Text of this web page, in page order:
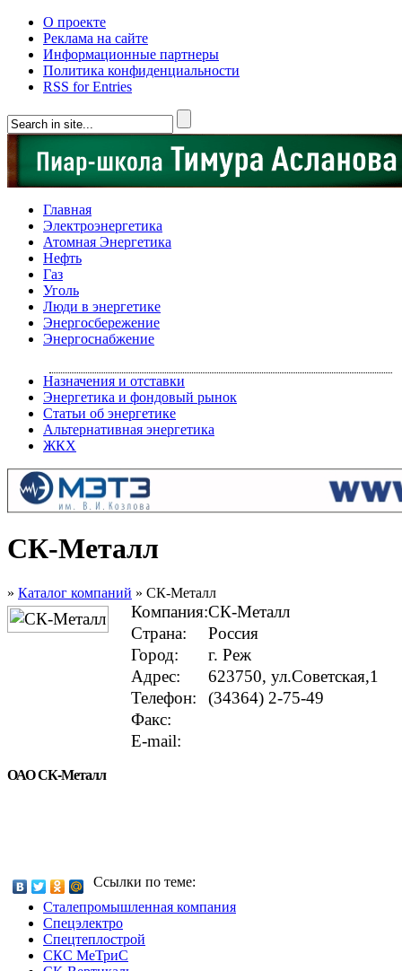
О проекте
Реклама на сайте
Информационные партнеры
Политика конфиденциальности
RSS for Entries
Главная
Электроэнергетика
Атомная Энергетика
Нефть
Газ
Уголь
Люди в энергетике
Энергосбережение
Энергоснабжение
Назначения и отставки
Энергетика и фондовый рынок
Статьи об энергетике
Альтернативная энергетика
ЖКХ
СК-Металл
» Каталог компаний » СК-Металл
Компания:СК-Металл
Страна:
Россия
Город:
г. Реж
Адрес:
623750, ул.Советская,1
Телефон:
(34364) 2-75-49
Факс:
E-mail:
ОАО СК-Металл
Ссылки по теме:
Сталепромышленная компания
Спецэлектро
Спецтеплострой
СКС МеТриС